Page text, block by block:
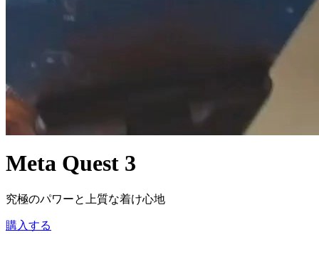
Meta Quest 3
究極のパワーと 上質な着け心地
購入する